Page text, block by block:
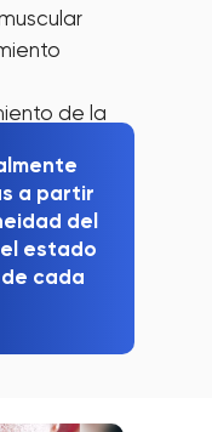
de la
a partir
del
estado
cada